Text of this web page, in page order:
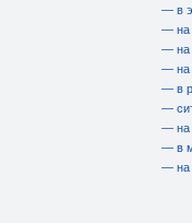
— в
— на
— на
— на
— в
—
— на
— в
— на